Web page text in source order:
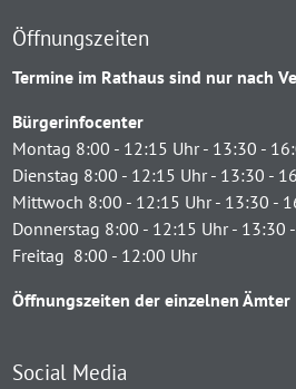
Öffnungszeiten
Termine im Rathaus sind nur nach
Bürgerinfocenter
Montag 8:00 - 12:15 Uhr - 13:30 -
Dienstag 8:00 - 12:15 Uhr - 13:30 -
Mittwoch 8:00 - 12:15 Uhr - 13:30 -
Donnerstag 8:00 - 12:15 Uhr - 13:30
Freitag 8:00 - 12:00 Uhr
Öffnungszeiten der einzelnen Ämter
Social Media